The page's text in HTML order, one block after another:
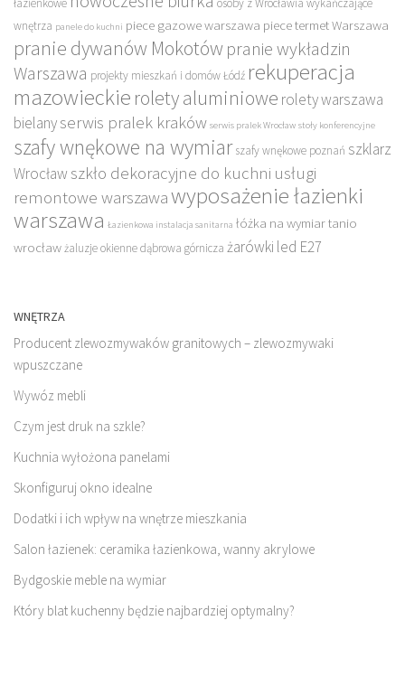
łazienkowe
osoby z Wrocławia wykańczające
wnętrza panele do kuchni piece gazowe warszawa piece termet Warszawa
pranie dywanów Mokotów pranie wykładzin
Warszawa projekty mieszkań i domów Łódź rekuperacja
mazowieckie rolety aluminiowe rolety warszawa
bielanyserwis pralek kraków serwis pralek Wrocław stoły konferencyjne
szafy wnękowe na wymiar szafy wnękowe poznań szklarz
Wrocław szkło dekoracyjne do kuchni usługi
remontowe warszawawyposażenie łazienki
warszawa Łazienkowa instalacja sanitarna łóżka na wymiar tanio
wrocławżaluzje okienne dąbrowa górnicza żarówki led E27
WNĘTRZA
Producent zlewozmywaków granitowych – zlewozmywaki
wpuszczane
Wywóz mebli
Czym jest druk na szkle?
Kuchnia wyłożona panelami
Skonfiguruj okno idealne
Dodatki i ich wpływ na wnętrze mieszkania
Salon łazienek: ceramika łazienkowa, wanny akrylowe
Bydgoskie meble na wymiar
Który blat kuchenny będzie najbardziej optymalny?